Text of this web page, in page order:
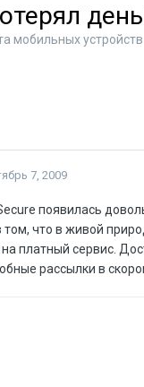
мобильных устройств
7, 2009
появилась
том, что в живой
платный сервис.
рассылки в